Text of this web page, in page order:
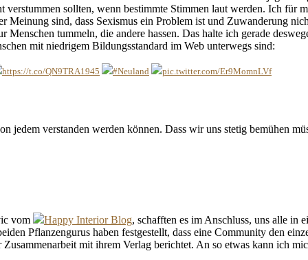
sollten, wenn bestimmte Stimmen laut werden. Ich für
sind, dass Sexismus ein Problem ist und Zuwanderung
tummeln, die andere hassen. Das halte ich gerade
mit niedrigem Bildungsstandard im Web unterwegs sind:
https://t.co/QN9TRA1945 #Neuland pic.twitter.com/Er9MomnLVf
jedem verstanden werden können. Dass wir uns stetig bemühen
vom Happy Interior Blog, schafften es im Anschluss, uns alle in
Pflanzengurus haben festgestellt, dass eine Community den
mit ihrem Verlag berichtet. An so etwas kann ich